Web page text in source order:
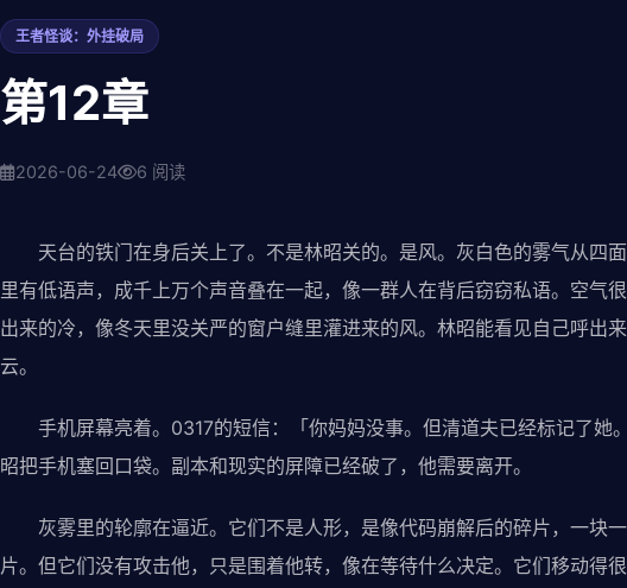
王者怪谈：外挂破局
第12章
2026-06-24 6 阅读
天台的铁门在身后关上了。不是林昭关的。是风。灰白色的雾气从四
里有低语声，成千上万个声音叠在一起，像一群人在背后窃窃私语。空气
出来的冷，像冬天里没关严的窗户缝里灌进来的风。林昭能看见自己呼出
云。
手机屏幕亮着。0317的短信：「你妈妈没事。但清道夫已经标记了她
昭把手机塞回口袋。副本和现实的屏障已经破了，他需要离开。
灰雾里的轮廓在逼近。它们不是人形，是像代码崩解后的碎片，一块
片。但它们没有攻击他，只是围着他转，像在等待什么决定。它们移动得